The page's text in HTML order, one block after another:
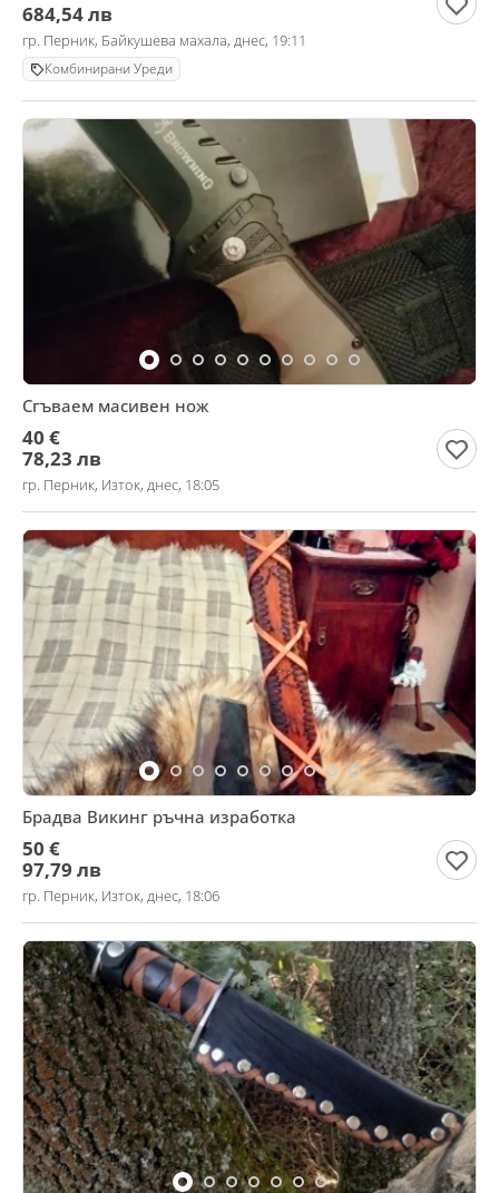
684,54 лв
гр. Перник, Байкушева махала, днес, 19:11
Комбинирани Уреди
Сгъваем масивен нож
40 €
78,23 лв
гр. Перник, Изток, днес, 18:05
Брадва Викинг ръчна изработка
50 €
97,79 лв
гр. Перник, Изток, днес, 18:06